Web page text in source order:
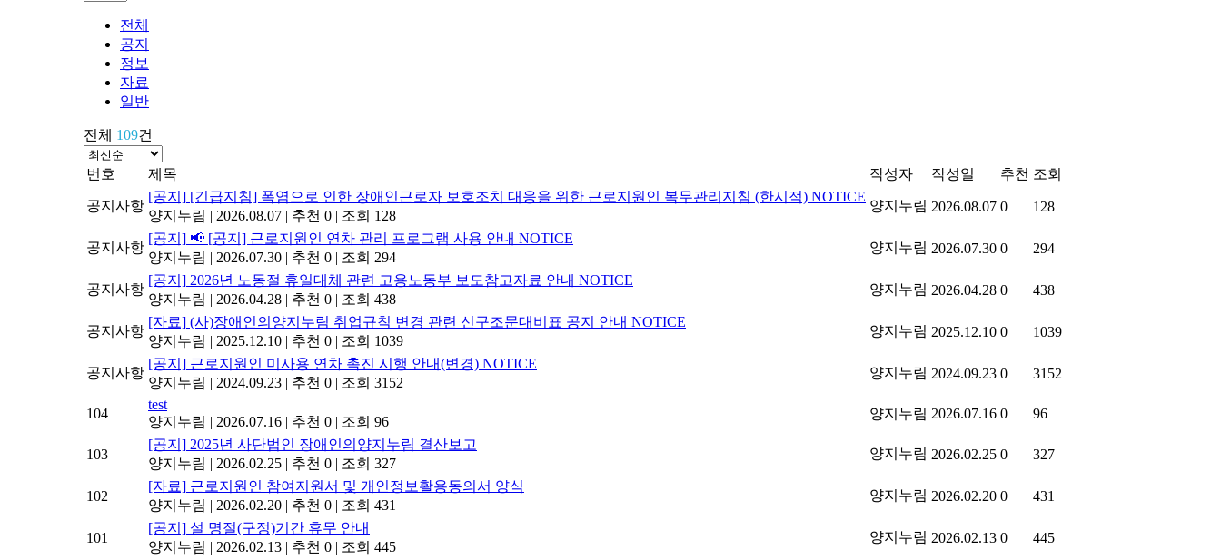
전체
공지
정보
자료
일반
전체 109건
번호 제목 작성자 작성일 추천 조회
공지사항
[공지] [긴급지침] 폭염으로 인한 장애인근로자 보호조치 대응을 위한 근로지원인 복무관리지침 (한시적) NOTICE
양지누림 | 2026.08.07 | 추천 0 | 조회 128
양지누림 2026.08.07 0 128
공지사항
[공지] 📢 [공지] 근로지원인 연차 관리 프로그램 사용 안내 NOTICE
양지누림 | 2026.07.30 | 추천 0 | 조회 294
양지누림 2026.07.30 0 294
공지사항
[공지] 2026년 노동절 휴일대체 관련 고용노동부 보도참고자료 안내 NOTICE
양지누림 | 2026.04.28 | 추천 0 | 조회 438
양지누림 2026.04.28 0 438
공지사항
[자료] (사)장애인의양지누림 취업규칙 변경 관련 신구조문대비표 공지 안내 NOTICE
양지누림 | 2025.12.10 | 추천 0 | 조회 1039
양지누림 2025.12.10 0 1039
공지사항
[공지] 근로지원인 미사용 연차 촉진 시행 안내(변경) NOTICE
양지누림 | 2024.09.23 | 추천 0 | 조회 3152
양지누림 2024.09.23 0 3152
104
test
양지누림 | 2026.07.16 | 추천 0 | 조회 96
양지누림 2026.07.16 0 96
103
[공지] 2025년 사단법인 장애인의양지누림 결산보고
양지누림 | 2026.02.25 | 추천 0 | 조회 327
양지누림 2026.02.25 0 327
102
[자료] 근로지원인 참여지원서 및 개인정보활용동의서 양식
양지누림 | 2026.02.20 | 추천 0 | 조회 431
양지누림 2026.02.20 0 431
101
[공지] 설 명절(구정)기간 휴무 안내
양지누림 | 2026.02.13 | 추천 0 | 조회 445
양지누림 2026.02.13 0 445